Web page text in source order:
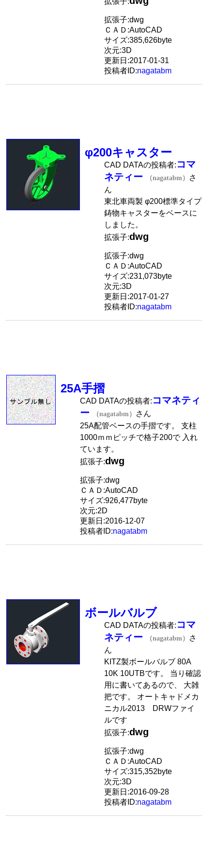
拡張子:dwg
ＣＡＤ:AutoCAD
サイズ:385,626byte
次元:3D
更新日:2017-01-31
投稿者ID:nagatabm
φ200キャスター
CAD DATAの投稿者: コマ
ネティー
（nagatabm）
さ
ん
東北車両製 φ200標準タイプ
鋳物キャスターをベースに
しました。
拡張子:dwg
拡張子:dwg
ＣＡＤ:AutoCAD
サイズ:231,073byte
次元:3D
更新日:2017-01-27
投稿者ID:nagatabm
25A手摺
CAD DATAの投稿者: コマネティ
ー
（nagatabm）
さん
25A配管ベースの手摺です。 支柱
1000ｍｍピッチで格子200で 入れ
ています。
拡張子:dwg
拡張子:dwg
ＣＡＤ:AutoCAD
サイズ:926,477byte
次元:2D
更新日:2016-12-07
投稿者ID:nagatabm
ボールバルブ
CAD DATAの投稿者: コマ
ネティー
（nagatabm）
さ
ん
KITZ製ボールバルブ 80A
10K 10UTBです。 当り確認
用に書いてあるので、 大雑
把です。 オートキャドメカ
ニカル2013 DRWファイ
ルです
拡張子:dwg
拡張子:dwg
ＣＡＤ:AutoCAD
サイズ:315,352byte
次元:3D
更新日:2016-09-28
投稿者ID:nagatabm